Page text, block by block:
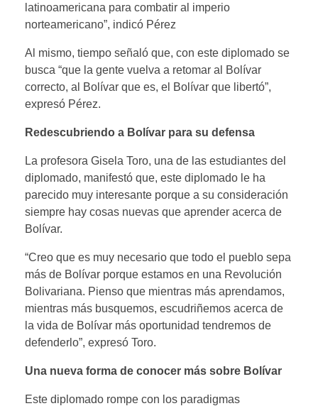
latinoamericana para combatir al imperio
norteamericano”, indicó Pérez
Al mismo, tiempo señaló que, con este diplomado se
busca “que la gente vuelva a retomar al Bolívar
correcto, al Bolívar que es, el Bolívar que libertó”,
expresó Pérez.
Redescubriendo a Bolívar para su defensa
La profesora Gisela Toro, una de las estudiantes del
diplomado, manifestó que, este diplomado le ha
parecido muy interesante porque a su consideración
siempre hay cosas nuevas que aprender acerca de
Bolívar.
“Creo que es muy necesario que todo el pueblo sepa
más de Bolívar porque estamos en una Revolución
Bolivariana. Pienso que mientras más aprendamos,
mientras más busquemos, escudriñemos acerca de
la vida de Bolívar más oportunidad tendremos de
defenderlo”, expresó Toro.
Una nueva forma de conocer más sobre Bolívar
Este diplomado rompe con los paradigmas